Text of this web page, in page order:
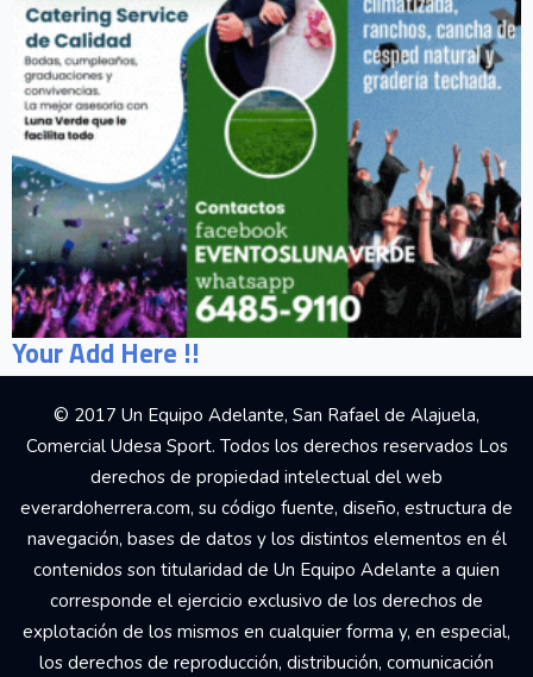
Your Add Here !!
© 2017 Un Equipo Adelante, San Rafael de Alajuela,
Comercial Udesa Sport. Todos los derechos reservados Los
derechos de propiedad intelectual del web
everardoherrera.com, su código fuente, diseño, estructura de
navegación, bases de datos y los distintos elementos en él
contenidos son titularidad de Un Equipo Adelante a quien
corresponde el ejercicio exclusivo de los derechos de
explotación de los mismos en cualquier forma y, en especial,
los derechos de reproducción, distribución, comunicación